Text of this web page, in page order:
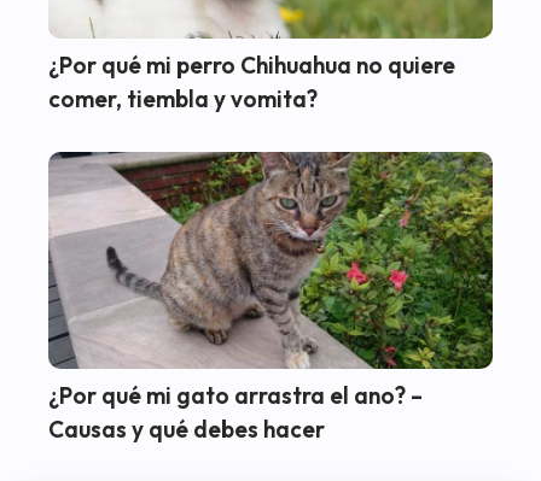
¿Por qué mi perro Chihuahua no quiere
comer, tiembla y vomita?
¿Por qué mi gato arrastra el ano? –
Causas y qué debes hacer